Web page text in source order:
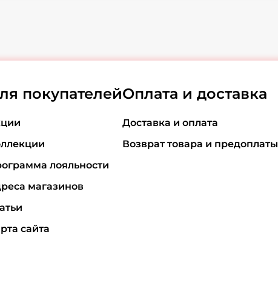
покупателей
лояльности
магазинов
сайта
Оплата и доставка
Доставка и оплата
Возврат товара и предоплаты